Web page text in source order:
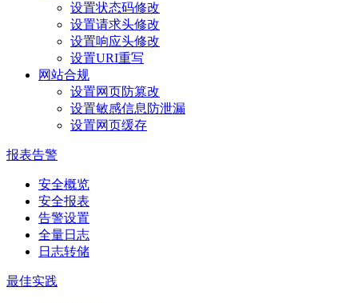
设置状态码修改
设置请求头修改
设置响应头修改
设置URI重写
网站合规
设置网页防篡改
设置敏感信息防泄漏
设置网页缓存
报表告警
安全概览
安全报表
告警设置
全量日志
日志转储
最佳实践